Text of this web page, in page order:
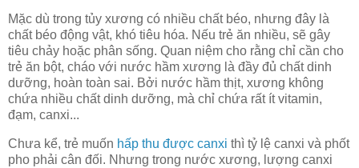
Mặc dù trong tủy xương có nhiều chất béo, nhưng đây là
chất béo động vật, khó tiêu hóa. Nếu trẻ ăn nhiều, sẽ gây
tiêu chảy hoặc phân sống. Quan niệm cho rằng chỉ cần cho
trẻ ăn bột, cháo với nước hầm xương là đầy đủ chất dinh
dưỡng, hoàn toàn sai. Bởi nước hầm thịt, xương không
chứa nhiều chất dinh dưỡng, mà chỉ chứa rất ít vitamin,
đạm, canxi...
Chưa kể, trẻ muốn hấp thu được canxi thì tỷ lệ canxi và phốt
pho phải cân đối. Nhưng trong nước xương, lượng canxi